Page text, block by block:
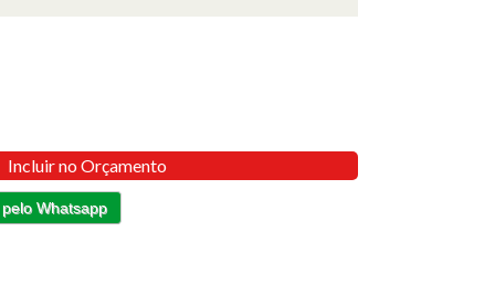
Incluir no Orçamento
Whatsapp